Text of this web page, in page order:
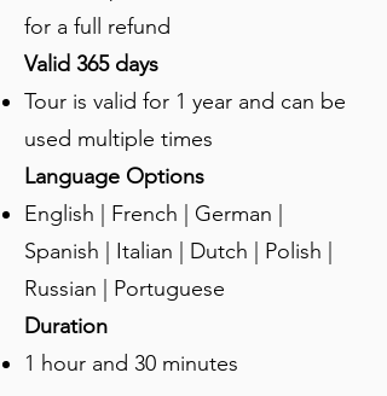
for a full refund
Valid 365 days
Tour is valid for 1 year and can be
used multiple times
Language Options
English | French | German |
Spanish | Italian | Dutch | Polish |
Russian | Portuguese
Duration
1 hour and 30 minutes